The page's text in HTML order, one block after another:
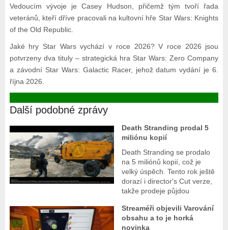
Vedoucím vývoje je Casey Hudson, přičemž tým tvoří řada
veteránů, kteří dříve pracovali na kultovní hře Star Wars: Knights
of the Old Republic.
Jaké hry Star Wars vychází v roce 2026? V roce 2026 jsou
potvrzeny dva tituly – strategická hra Star Wars: Zero Company
a závodní Star Wars: Galactic Racer, jehož datum vydání je 6.
října 2026.
Další podobné zprávy
Death Stranding prodal 5
miliónu kopií
Death Stranding se prodalo
na 5 miliónů kopií, což je
velký úspěch. Tento rok ještě
dorazí i director's Cut verze,
takže prodeje půjdou
Streaméři objevili Varování
obsahu a to je horká
novinka